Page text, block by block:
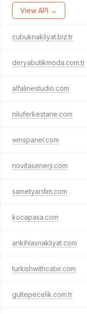
View API →
cubuknakliyat.biz.tr
deryabutikmoda.com.tr
alfalinestudio.com
niluferkestane.com
winspanel.com
novitasenerji.com
sametyardim.com
kocapasa.com
ankihlasnakliyat.com
turkishwithcabir.com
gultepecelik.com.tr